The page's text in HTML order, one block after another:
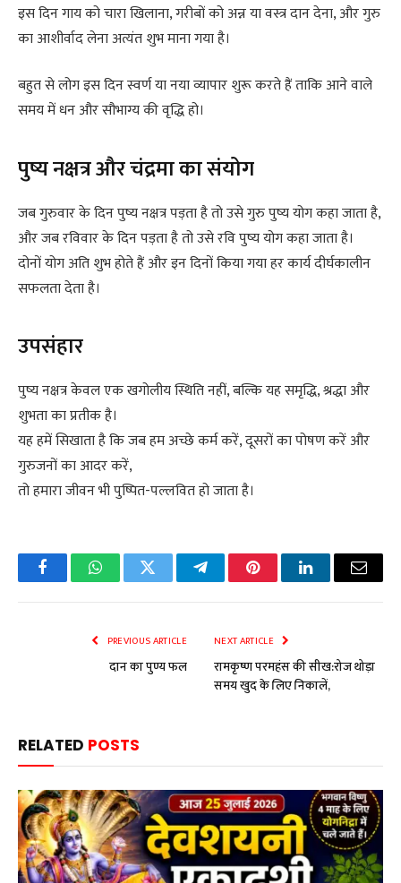
इस दिन गाय को चारा खिलाना, गरीबों को अन्न या वस्त्र दान देना, और गुरु
का आशीर्वाद लेना अत्यंत शुभ माना गया है।
बहुत से लोग इस दिन स्वर्ण या नया व्यापार शुरू करते हैं ताकि आने वाले
समय में धन और सौभाग्य की वृद्धि हो।
पुष्य नक्षत्र और चंद्रमा का संयोग
जब गुरुवार के दिन पुष्य नक्षत्र पड़ता है तो उसे गुरु पुष्य योग कहा जाता है,
और जब रविवार के दिन पड़ता है तो उसे रवि पुष्य योग कहा जाता है।
दोनों योग अति शुभ होते हैं और इन दिनों किया गया हर कार्य दीर्घकालीन
सफलता देता है।
उपसंहार
पुष्य नक्षत्र केवल एक खगोलीय स्थिति नहीं, बल्कि यह समृद्धि, श्रद्धा और
शुभता का प्रतीक है।
यह हमें सिखाता है कि जब हम अच्छे कर्म करें, दूसरों का पोषण करें और
गुरुजनों का आदर करें,
तो हमारा जीवन भी पुष्पित-पल्लवित हो जाता है।
FacebookWhatsAppTwitter TelegramPinterestLinkedInEmail
PREVIOUS ARTICLE
दान का पुण्य फल
NEXT ARTICLE
रामकृष्ण परमहंस की सीख:रोज थोड़ा
समय खुद के लिए निकालें,
RELATED POSTS